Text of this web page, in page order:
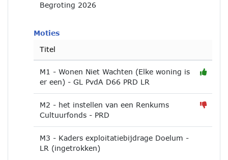
Begroting 2026
Moties
Titel
M1 - Wonen Niet Wachten (Elke woning is
er een) - GL PvdA D66 PRD LR
M2 - het instellen van een Renkums
Cultuurfonds - PRD
M3 - Kaders exploitatiebijdrage Doelum -
LR (ingetrokken)